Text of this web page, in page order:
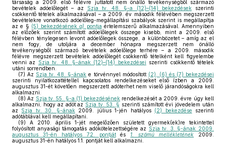
társaság a 2009. első félévre juttatott nem önálló tevékenységből származó
bevételek adóelőlegét – az Szja tv. 48. §-a (12)–(14) bekezdésekszerinti
csökkentő tételek alkalmazásával – a 2009. év második félévében megszerzett
bevételekre vonatkozó adóelőleg-megállapítási szabályok szerint is megállapítja
az e § (5) bekezdéséneka) pontja értelemszerű alkalmazásával. Amennyiben
az előzőek szerint számított adóelőlegek összege kisebb, mint a 2009. első
félévben ténylegesen levont adóelőlegek összege, a különbözetet – amíg az el
nem fogy, de utoljára a december hónapra megszerzett nem önálló
tevékenységből származó bevételek adóelőlege terhére – a 2009. második
félévre megszerzett bevételek adóelőlegét csökkentő tételként kell figyelembe
venni az Szja tv. 48. §-ának (12)–(14) bekezdései szerinti csökkentő tételek
utáni sorrendben.
(7) Az Szja tv. 48. §-ának e törvénnyel módosított (2), (6) és (7) bekezdései
szerinti nyilatkozattétellel kapcsolatos rendelkezéseket első ízben a 2009.
augusztus 31-ét követően megszerzett adóterhet nem viselő járandóságokra kell
alkalmazni.
(8) Az Szja tv. 55. §-a (1) bekezdésének rendelkezését a 2009. évre úgy kell
alkalmazni, hogy az adót az Szja tv. 53. § szerinti számított évi jövedelem után
az Szja tv. 30. §-ának2009. július 1-jén hatályos (2) bekezdése szerinti
adótáblával kell megállapítani.
(9) A 2010. április 1-jét megelőzően született gyermek(ek)re tekintettel
folyósított anyasági támogatás adókötelezettségére az Szja tv. 3. §-ának 2009.
augusztus 31-én hatályos 72. pontjátés 1. számú mellékletének 2009.
augusztus 31-én hatályos 1.1. pontját kell alkalmazni.